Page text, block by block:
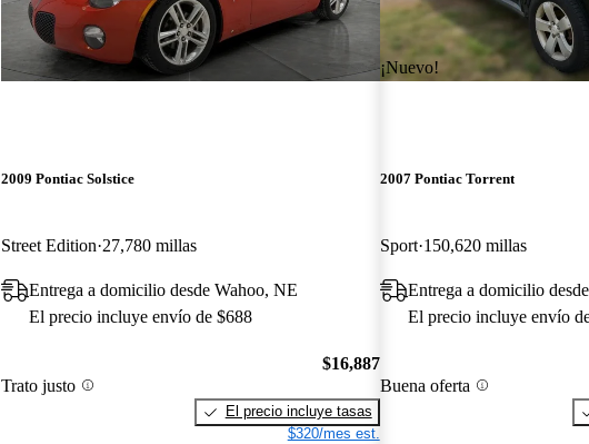
2009 Pontiac Solstice
Street Edition 27,780 millas
Entrega a domicilio desde Wahoo, NE
El precio incluye envío de $688
Trato justo
$16,887
El precio incluye tasas
$320/mes est.
¡Nuevo!
2007 Pontiac Torrent
Sport 150,620 millas
Entrega a domicilio
El precio incluye envío
Buena oferta